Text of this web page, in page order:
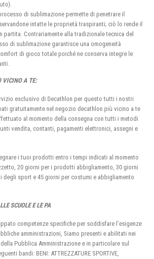
di sublimazione permette di penetrare il
intatte le proprietà traspiranti; ciò lo rende il
partita. Contrariamente alla tradizionale tecnica del
di sublimazione garantisce una omogeneità
di gioco totale poiché ne conserva integre le
VICINO A TE:
esclusivo di Decathlon per questo tutti i nostri
gratuitamente nel negozio decathlon più vicino a te
al momento della consegna con tutti i metodi
vendita, contanti, pagamenti elettronici, assegni e
i tuoi prodotti entro i tempi indicati al momento
20 giorni per i prodotti abbigliamento, 30 giorni
sport e 45 giorni per costumi e abbigliamento
SCUOLE E LE PA
competenze specifiche per soddisfare l’esigenze
amministrazioni, Siamo presenti e abilitati nei
Pubblica Amministrazione e in particolare sul
bandi: BENI: ATTREZZATURE SPORTIVE,